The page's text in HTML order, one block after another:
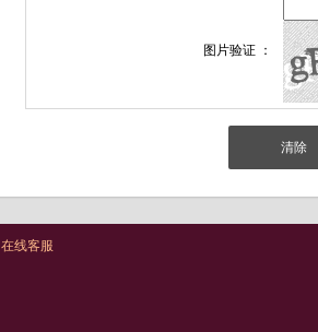
图片验证 ：
在线客服